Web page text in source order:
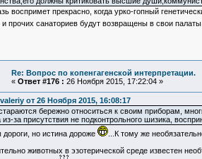
воспримет прекрасно, когда урко-гопный
и прочих санаториев будут возвращены в свои
Re: Вопрос по копенгагенской интерпретации.
« Ответ #176 : 26 Ноября 2015, 17:22:04 »
от 26 Ноября 2015, 16:08:17
бережно относиться к своим приборам,
из-за присутствия не подконтрольного шизика,
дороги, но истина дороже
...К тому же
животных в эзотерической среде известен